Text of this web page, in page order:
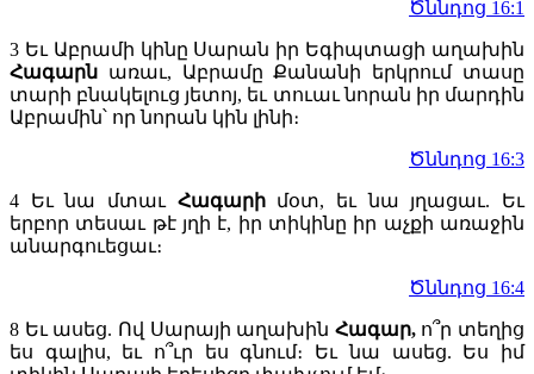
Ծննդոց 16:1
3 Եւ Աբրամի կինը Սարան իր Եգիպտացի աղախին
Հագարն առաւ, Աբրամը Քանանի երկրում տասը
տարի բնակելուց յետոյ, եւ տուաւ նորան իր մարդին
Աբրամին՝ որ նորան կին լինի։
Ծննդոց 16:3
4 Եւ նա մտաւ Հագարիմօտ, եւ նա յղացաւ. Եւ
երբոր տեսաւ թէ յղի է, իր տիկինը իր աչքի առաջին
անարգուեցաւ։
Ծննդոց 16:4
8 Եւ ասեց. Ով Սարայի աղախին Հագար,ո՞ր տեղից
ես գալիս, եւ ո՞ւր ես գնում։ Եւ նա ասեց. Ես իմ